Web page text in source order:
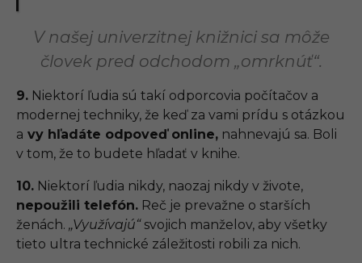
V našej univerzitnej knižnici sa môže
človek pred odchodom „omrknúť“.
9. Niektorí ľudia sú takí odporcovia počítačov a
modernej techniky, že keď za vami prídu s otázkou
a vy hľadáte odpoveď online, nahnevajú sa. Boli
v tom, že to budete hľadať v knihe.
10. Niektorí ľudia nikdy, naozaj nikdy v živote,
nepoužili telefón. Reč je prevažne o starších
ženách. „Využívajú“svojich manželov, aby všetky
tieto ultra technické záležitosti robili za nich.